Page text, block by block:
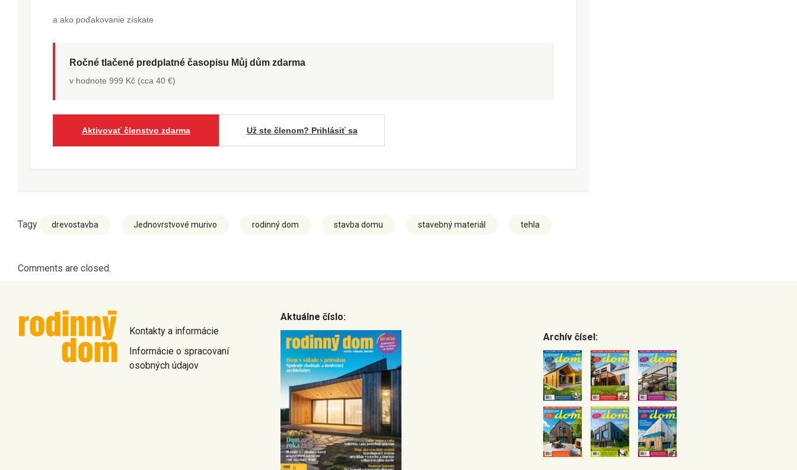
a ako poďakovanie získate
Ročné tlačené predplatné časopisu Můj dům zdarma
v hodnote 999 Kč (cca 40 €)
Aktivovať členstvo zdarma Už ste členom? Prihlásiť sa
Tagy drevostavba Jednovrstvové murivo rodinný dom stavba domu stavebný materiál tehla
Comments are closed.
Kontakty a informácie
Informácie o spracovaní
osobných údajov
Aktuálne číslo:
Archív čísel: